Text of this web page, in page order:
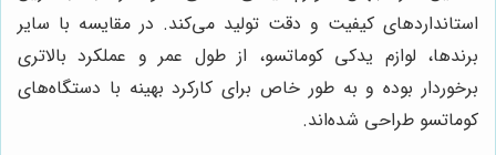
استانداردهای کیفیت و دقت تولید می‌کند. در مقایسه با سایر
برندها، لوازم یدکی کوماتسو، از طول عمر و عملکرد بالاتری
برخوردار بوده و به طور خاص برای کارکرد بهینه با دستگاه‌های
کوماتسو طراحی شده‌اند.